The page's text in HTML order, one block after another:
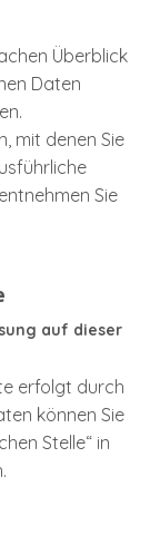
Überblick
Daten
mit denen Sie
Sie
auf dieser
erfolgt durch
können Sie
Stelle“ in